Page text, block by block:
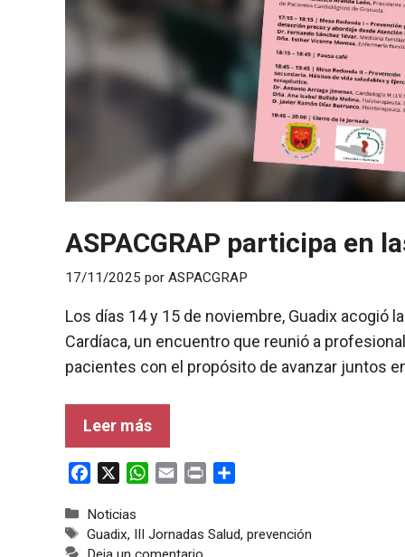
ASPACGRAP participa en
17/11/2025 por ASPACGRAP
Los días 14 y 15 de noviembre, Guadix acogió
Cardíaca, un encuentro que reunió a
pacientes con el propósito de avanzar juntos
Leer más
c
e
W
t
i
n
p
Categorías
Noticias
Etiquetas
Guadix, III Jornadas Salud,prevención